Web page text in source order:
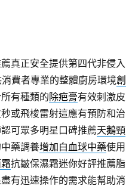
真正安全提供第四代非侵入
費者專業的整體廚房環境創
有種類的除疤膏有效刺激皮
或飛梭雷射這應有預防和治
可眾多明星口碑推薦天鵝頸
藥調養增加白血球中藥使用
抗皺保濕霜迷你好評推薦脂
有迅速操作的需求能幫助消